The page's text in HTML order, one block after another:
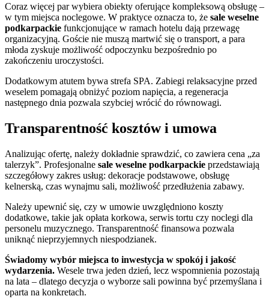
Coraz więcej par wybiera obiekty oferujące kompleksową obsługę –
w tym miejsca noclegowe. W praktyce oznacza to, że sale weselne
podkarpackie funkcjonujące w ramach hotelu dają przewagę
organizacyjną. Goście nie muszą martwić się o transport, a para
młoda zyskuje możliwość odpoczynku bezpośrednio po
zakończeniu uroczystości.
Dodatkowym atutem bywa strefa SPA. Zabiegi relaksacyjne przed
weselem pomagają obniżyć poziom napięcia, a regeneracja
następnego dnia pozwala szybciej wrócić do równowagi.
Transparentność kosztów i umowa
Analizując ofertę, należy dokładnie sprawdzić, co zawiera cena „za
talerzyk”. Profesjonalne sale weselne podkarpackie przedstawiają
szczegółowy zakres usług: dekoracje podstawowe, obsługę
kelnerską, czas wynajmu sali, możliwość przedłużenia zabawy.
Należy upewnić się, czy w umowie uwzględniono koszty
dodatkowe, takie jak opłata korkowa, serwis tortu czy noclegi dla
personelu muzycznego. Transparentność finansowa pozwala
uniknąć nieprzyjemnych niespodzianek.
Świadomy wybór miejsca to inwestycja w spokój i jakość
wydarzenia. Wesele trwa jeden dzień, lecz wspomnienia pozostają
na lata – dlatego decyzja o wyborze sali powinna być przemyślana i
oparta na konkretach.